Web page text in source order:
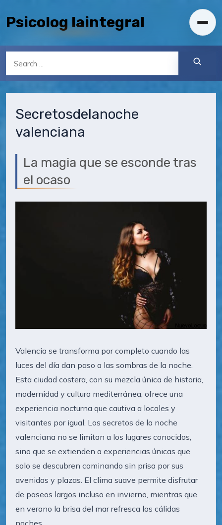
Psicolog Iaintegral
Secretosdelanoche
valenciana
La magia que se esconde tras
el ocaso
Valencia se transforma por completo cuando las
luces del día dan paso a las sombras de la noche.
Esta ciudad costera, con su mezcla única de historia,
modernidad y cultura mediterránea, ofrece una
experiencia nocturna que cautiva a locales y
visitantes por igual. Los secretos de la noche
valenciana no se limitan a los lugares conocidos,
sino que se extienden a experiencias únicas que
solo se descubren caminando sin prisa por sus
avenidas y plazas. El clima suave permite disfrutar
de paseos largos incluso en invierno, mientras que
en verano la brisa del mar refresca las cálidas